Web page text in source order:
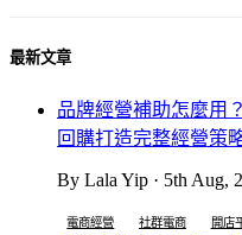
最新文章
品牌經營補助怎麼用
回購打造完整經營策
By Lala Yip · 5th Aug,
電商經營 社群電商 開店